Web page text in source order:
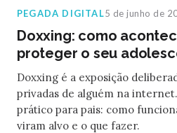
PEGADA DIGITAL5 de junho de
Doxxing: como
proteger o seu
Doxxing é a exposição
privadas de alguém na
prático para pais: como
viram alvo e o que fazer.